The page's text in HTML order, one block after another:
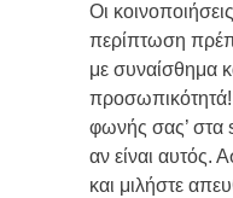
Οι
περίπτωση
με συναίσθημα
προσωπικότητά!
φωνής σας’ στα
αν είναι αυτός.
και μιλήστε